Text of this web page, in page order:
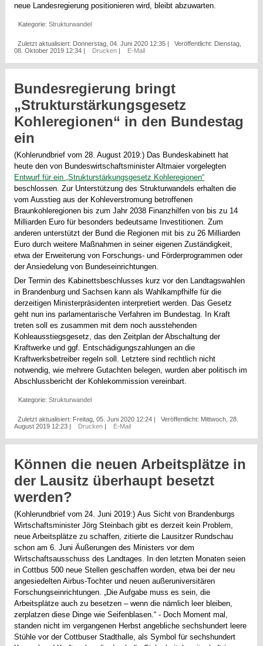
neue Landesregierung positionieren wird, bleibt abzuwarten.
Kategorie:Strukturwandel
Zuletzt aktualisiert: Donnerstag, 04. Juni 2020 12:35 |
Veröffentlicht: Dienstag,
08. Oktober 2019 12:34 | Drucken | E-Mail
Bundesregierung bringt
„Strukturstärkungsgesetz
Kohleregionen“ in den Bundestag
ein
(Kohlerundbrief vom 28. August 2019:) Das Bundeskabinett hat
heute den von Bundeswirtschaftsminister Altmaier vorgelegten
Entwurf für ein „Strukturstärkungsgesetz Kohleregionen“
beschlossen. Zur Unterstützung des Strukturwandels erhalten die
vom Ausstieg aus der Kohleverstromung betroffenen
Braunkohleregionen bis zum Jahr 2038 Finanzhilfen von bis zu 14
Milliarden Euro für besonders bedeutsame Investitionen. Zum
anderen unterstützt der Bund die Regionen mit bis zu 26 Milliarden
Euro durch weitere Maßnahmen in seiner eigenen Zuständigkeit,
etwa der Erweiterung von Forschungs- und Förderprogrammen oder
der Ansiedelung von Bundeseinrichtungen.
Der Termin des Kabinettsbeschlusses kurz vor den Landtagswahlen
in Brandenburg und Sachsen kann als Wahlkampfhilfe für die
derzeitigen Ministerpräsidenten interpretiert werden. Das Gesetz
geht nun ins parlamentarische Verfahren im Bundestag. In Kraft
treten soll es zusammen mit dem noch ausstehenden
Kohleausstiegsgesetz, das den Zeitplan der Abschaltung der
Kraftwerke und ggf. Entschädigungszahlungen an die
Kraftwerksbetreiber regeln soll. Letztere sind rechtlich nicht
notwendig, wie mehrere Gutachten belegen, wurden aber politisch im
Abschlussbericht der Kohlekommission vereinbart.
Kategorie:Strukturwandel
Zuletzt aktualisiert: Freitag, 05. Juni 2020 12:24 |
Veröffentlicht: Mittwoch, 28.
August 2019 12:23 | Drucken | E-Mail
Können die neuen Arbeitsplätze in
der Lausitz überhaupt besetzt
werden?
(Kohlerundbrief vom 24. Juni 2019:) Aus Sicht von Brandenburgs
Wirtschaftsminister Jörg Steinbach gibt es derzeit kein Problem,
neue Arbeitsplätze zu schaffen, zitierte die Lausitzer Rundschau
schon am 6. Juni Äußerungen des Ministers vor dem
Wirtschaftsausschuss des Landtages. In den letzten Monaten seien
in Cottbus 500 neue Stellen geschaffen worden, etwa bei der neu
angesiedelten Airbus-Tochter und neuen außeruniversitären
Forschungseinrichtungen. „Die Aufgabe muss es sein, die
Arbeitsplätze auch zu besetzen – wenn die nämlich leer bleiben,
zerplatzen diese Dinge wie Seifenblasen.“ - Doch Moment mal,
standen nicht im vergangenen Herbst angebliche sechshundert leere
Stühle vor der Cottbuser Stadthalle, als Symbol für sechshundert